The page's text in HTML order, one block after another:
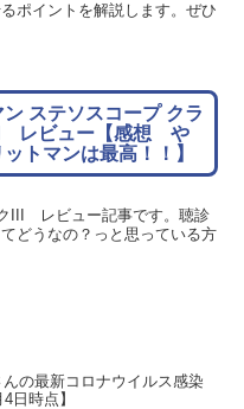
ポイントを解説します。ぜひ
ン ステソスコープ クラ
レビュー【感想 や
トマンは最高！！】
III レビュー記事です。聴診
どうなの？っと思っている方
の最新コロナウイルス感染
日時点】